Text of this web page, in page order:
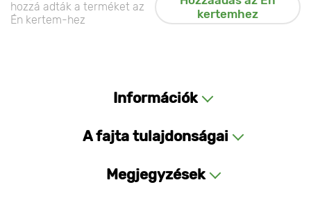
hozzá adták a terméket az
Én kertem-hez
kertemhez
Információk
A fajta tulajdonságai
Megjegyzések